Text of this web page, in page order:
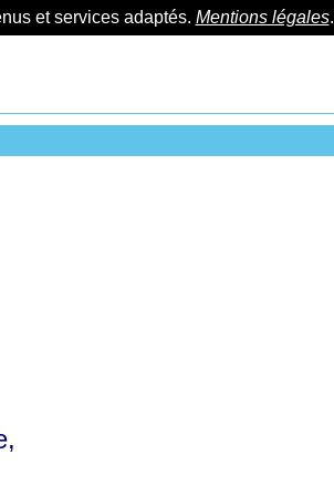
et services adaptés. Mentions légales.